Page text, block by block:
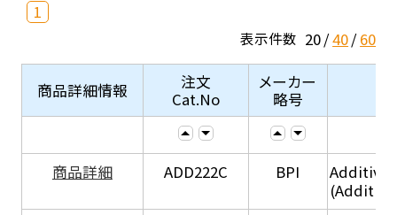
1
表示件数 20 40 60
商品詳細情報
注文
Cat.No
メーカー
略号
商品詳細 ADD222C BPI